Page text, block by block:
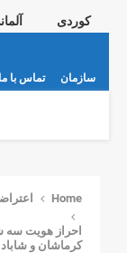
کوردی
سازمان تماس با ما
Home
احراز هویت سه
کرماشان و شاباد